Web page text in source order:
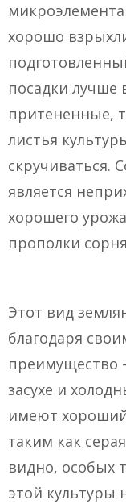
хорошо
посадки лучше
притененные,
листья
скручиваться.
является
хорошего
прополки
Этот вид
благодаря
преимущество
засухе и
имеют
таким как
видно, особых
этой культуры